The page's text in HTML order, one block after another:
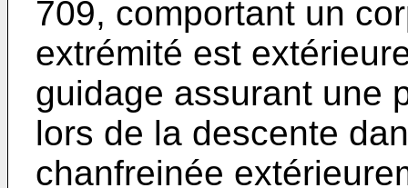
709, comportant un
extrémité est
guidage assurant une
lors de la descente
chanfreinée